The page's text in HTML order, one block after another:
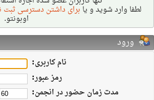
لطفا وارد شوید و یا برای داشتن دسترسی ثبت
اوبونتو.
ورود
نام کاربری:
رمز عبور:
مدت زمان حضور در انجمن: